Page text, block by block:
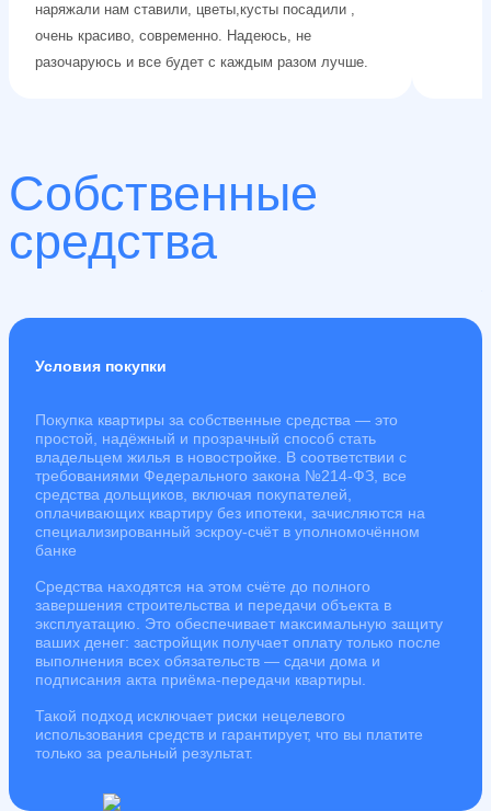
наряжали нам ставили, цветы,кусты посадили ,
очень красиво, современно. Надеюсь, не
разочаруюсь и все будет с каждым разом лучше.
Собственные
средства
Условия покупки
Покупка квартиры за собственные средства — это
простой, надёжный и прозрачный способ стать
владельцем жилья в новостройке. В соответствии с
требованиями Федерального закона №214-ФЗ, все
средства дольщиков, включая покупателей,
оплачивающих квартиру без ипотеки, зачисляются на
специализированный эскроу-счёт в уполномочённом
банке
Средства находятся на этом счёте до полного
завершения строительства и передачи объекта в
эксплуатацию. Это обеспечивает максимальную защиту
ваших денег: застройщик получает оплату только после
выполнения всех обязательств — сдачи дома и
подписания акта приёма-передачи квартиры.
Такой подход исключает риски нецелевого
использования средств и гарантирует, что вы платите
только за реальный результат.